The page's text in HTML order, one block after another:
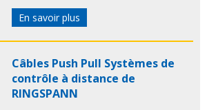
En savoir plus
Câbles Push Pull Systèmes de
contrôle à distance de
RINGSPANN